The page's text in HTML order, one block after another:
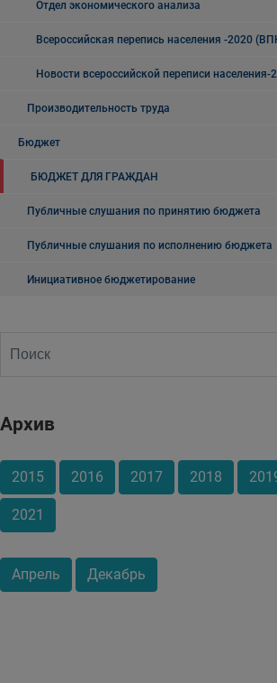
Отдел экономического анализа
Всероссийская перепись населения -2020
Новости всероссийской переписи населения-
Производительность труда
Бюджет
БЮДЖЕТ ДЛЯ ГРАЖДАН
Публичные слушания по принятию бюджета
Публичные слушания по исполнению бюджета
Инициативное бюджетирование
Архив
2015 2016 2017 2018
2021
Апрель Декабрь